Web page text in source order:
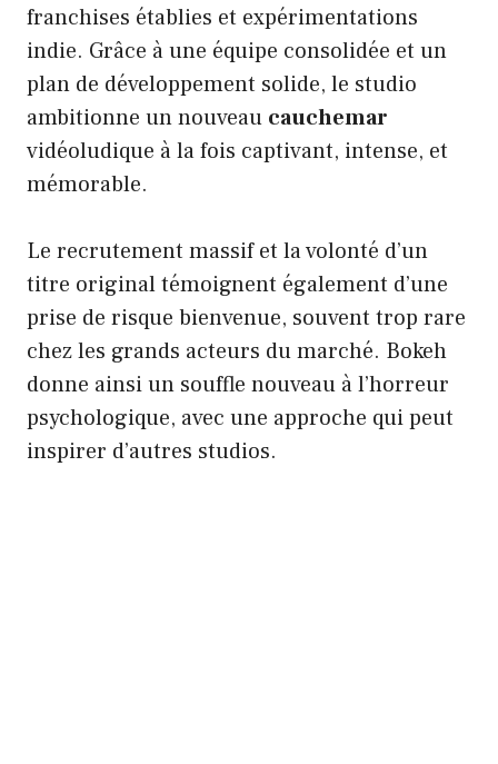
franchises établies et expérimentations
indie. Grâce à une équipe consolidée et un
plan de développement solide, le studio
ambitionne un nouveau cauchemar
vidéoludique à la fois captivant, intense, et
mémorable.
Le recrutement massif et la volonté d’un
titre original témoignent également d’une
prise de risque bienvenue, souvent trop rare
chez les grands acteurs du marché. Bokeh
donne ainsi un souffle nouveau à l’horreur
psychologique, avec une approche qui peut
inspirer d’autres studios.